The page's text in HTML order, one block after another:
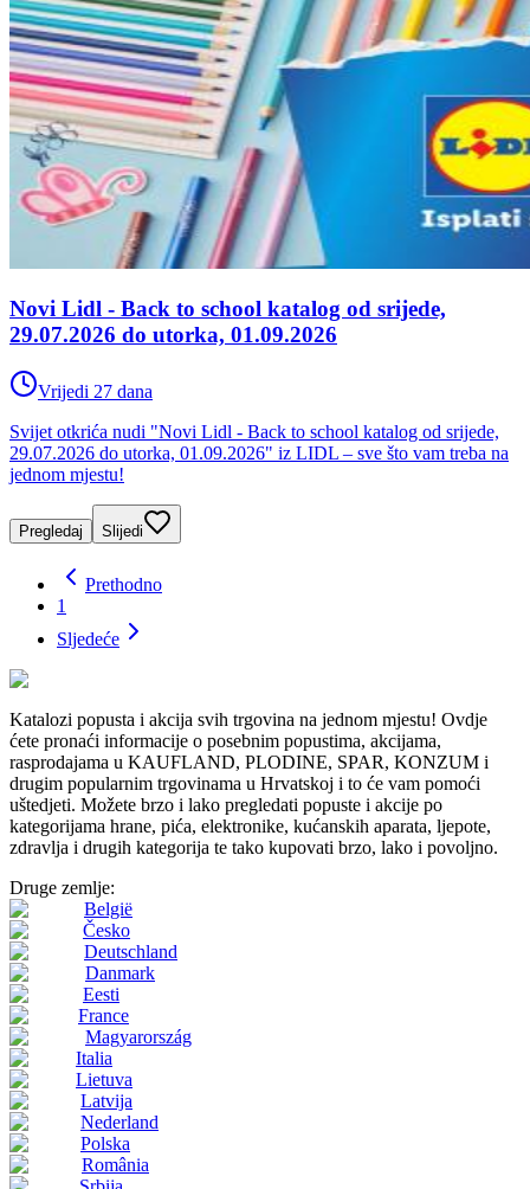
Novi Lidl - Back to school katalog od srijede,
29.07.2026 do utorka, 01.09.2026
Vrijedi 27 dana
Svijet otkrića nudi "Novi Lidl - Back to school katalog od srijede,
29.07.2026 do utorka, 01.09.2026" iz LIDL – sve što vam treba na
jednom mjestu!
Pregledaj Slijedi
Prethodno
1
Sljedeće
Katalozi popusta i akcija svih trgovina na jednom mjestu! Ovdje
ćete pronaći informacije o posebnim popustima, akcijama,
rasprodajama u KAUFLAND, PLODINE, SPAR, KONZUM i
drugim popularnim trgovinama u Hrvatskoj i to će vam pomoći
uštedjeti. Možete brzo i lako pregledati popuste i akcije po
kategorijama hrane, pića, elektronike, kućanskih aparata, ljepote,
zdravlja i drugih kategorija te tako kupovati brzo, lako i povoljno.
Druge zemlje:
België
Česko
Deutschland
Danmark
Eesti
France
Magyarország
Italia
Lietuva
Latvija
Nederland
Polska
România